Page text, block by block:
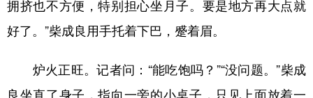
拥挤也不方便，特别担心坐月子。要是地方再大点就
好了。”柴成良用手托着下巴，蹙着眉。
炉火正旺。记者问：“能吃饱吗？”“没问题。”柴成
良坐直了身子，指向一旁的小桌子，只见上面放着一